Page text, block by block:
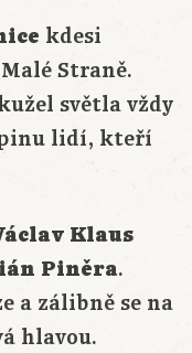
kdesi
Straně.
světla vždy
lidí, kteří
Klaus
Piněra.
a zálibně se na
hlavou.